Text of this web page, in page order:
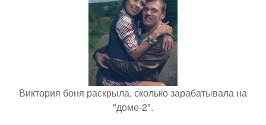
Виктория боня раскрыла, сколько зарабатывала на
"доме-2".